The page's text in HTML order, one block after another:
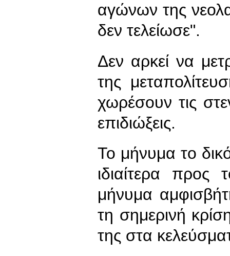
αγώνων της
δεν τελείωσε".
Δεν αρκεί να
της
χωρέσουν τις
επιδιώξεις.
Το μήνυμα το
ιδιαίτερα προς
μήνυμα
τη σημερινή
της στα